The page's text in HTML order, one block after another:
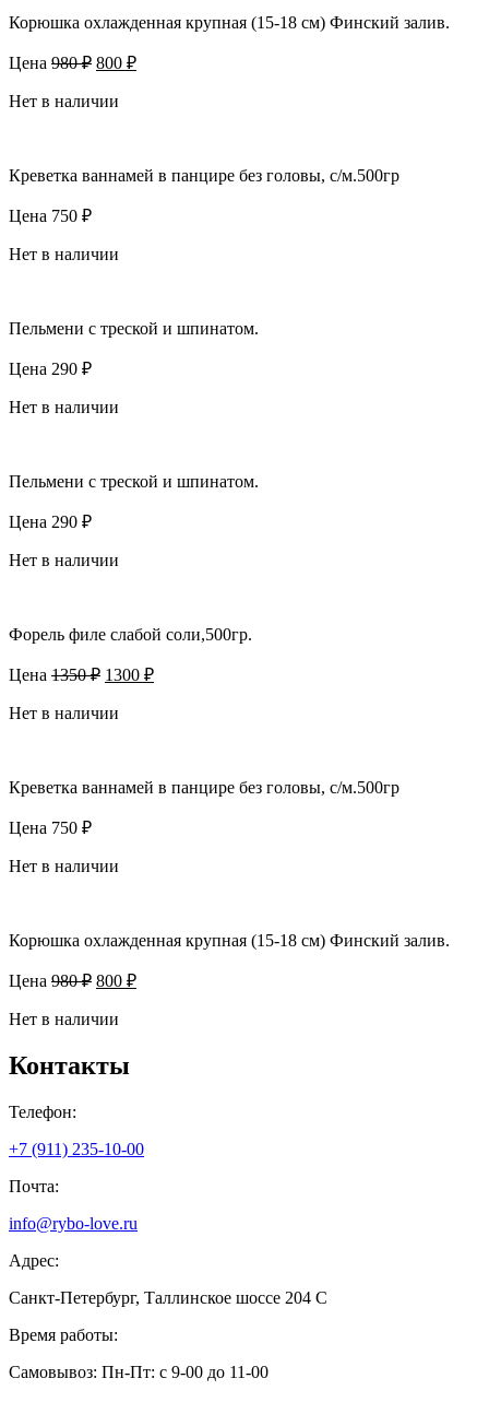
Корюшка охлажденная крупная (15-18 см) Финский залив.
Цена 980₽ Первоначальная
составляла
800 ₽Текущая
Нет в наличии
Креветка ваннамей в панцире без головы, с/м.500гр
Цена 750 ₽
Нет в наличии
Пельмени с треской и шпинатом.
Цена 290 ₽
Нет в наличии
Пельмени с треской и шпинатом.
Цена 290 ₽
Нет в наличии
Форель филе слабой соли,500гр.
Цена 1350₽ Первоначальная
составляла
1300 ₽Текущая
Нет в наличии
Креветка ваннамей в панцире без головы, с/м.500гр
Цена 750 ₽
Нет в наличии
Корюшка охлажденная крупная (15-18 см) Финский залив.
Цена 980₽ Первоначальная
составляла
800 ₽Текущая
Нет в наличии
Контакты
Телефон:
+7 (911) 235-10-00
Почта:
info@rybo-love.ru
Адрес:
Санкт-Петербург, Таллинское шоссе 204 С
Время работы:
Самовывоз: Пн-Пт: с 9-00 до 11-00